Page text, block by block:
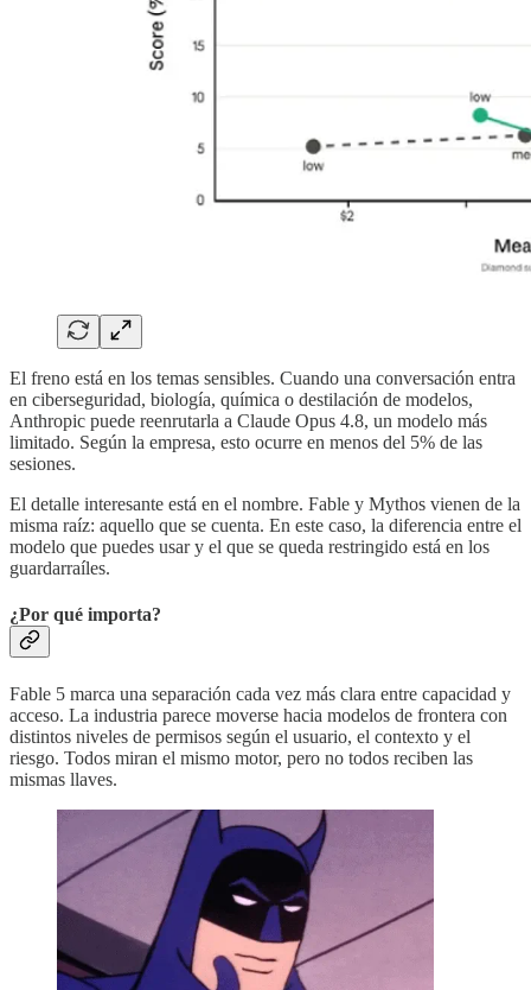
El freno está en los temas sensibles. Cuando una conversación entra
en ciberseguridad, biología, química o destilación de modelos,
Anthropic puede reenrutarla a Claude Opus 4.8, un modelo más
limitado. Según la empresa, esto ocurre en menos del 5% de las
sesiones.
El detalle interesante está en el nombre. Fable y Mythos vienen de la
misma raíz: aquello que se cuenta. En este caso, la diferencia entre el
modelo que puedes usar y el que se queda restringido está en los
guardarraíles.
¿Por qué importa?
Fable 5 marca una separación cada vez más clara entre capacidad y
acceso. La industria parece moverse hacia modelos de frontera con
distintos niveles de permisos según el usuario, el contexto y el
riesgo. Todos miran el mismo motor, pero no todos reciben las
mismas llaves.